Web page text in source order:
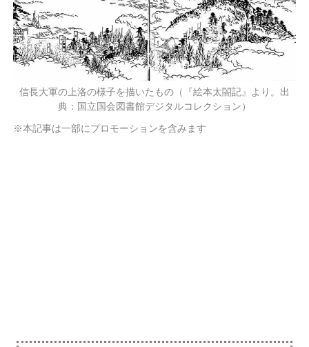
信長大軍の上洛の様子を描いたもの（『絵本太閤記』より。出
典：国立国会図書館デジタルコレクション）
※本記事は一部にプロモーションを含みます